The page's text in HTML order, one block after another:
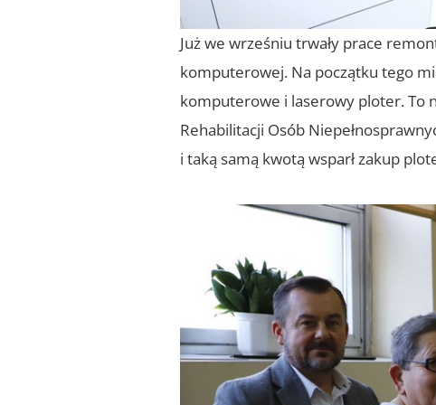
Już we wrześniu trwały prace
komputerowej. Na początku tego
komputerowe i laserowy ploter. To
Rehabilitacji Osób
i taką samą kwotą wsparł zakup